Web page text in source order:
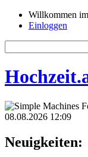
Willkommen
Einloggen
08.08.2026 12:09
Neuigkeiten: